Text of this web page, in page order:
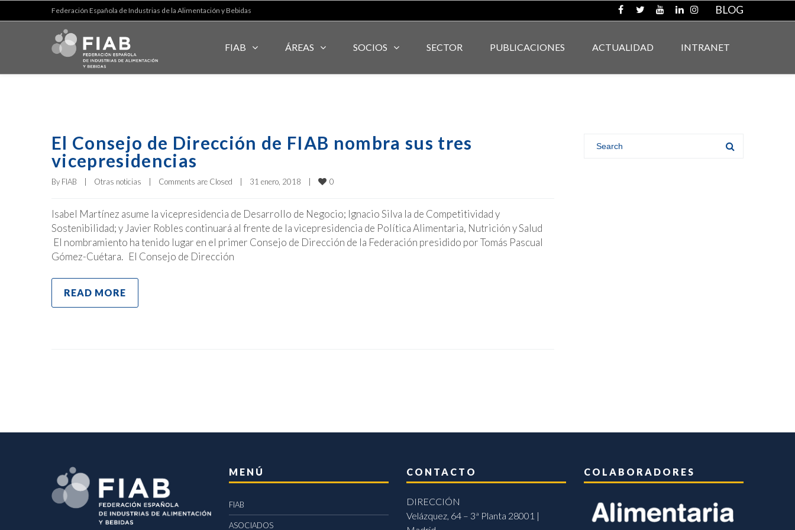
Federación Española de Industrias de la Alimentación y Bebidas BLOG
FIAB ÁREAS SOCIOS SECTOR PUBLICACIONES ACTUALIDAD INTRANET
El Consejo de Dirección de FIAB nombra sus tres
vicepresidencias
By FIAB Otras noticias Comments are Closed 31 enero, 2018 0
Isabel Martínez asume la vicepresidencia de Desarrollo de Negocio; Ignacio Silva la de Competitividad y
Sostenibilidad; y Javier Robles continuará al frente de la vicepresidencia de Política Alimentaria, Nutrición y Salud
El nombramiento ha tenido lugar en el primer Consejo de Dirección de la Federación presidido por Tomás Pascual
Gómez-Cuétara. El Consejo de Dirección
READ MORE
MENÚ
FIAB
ASOCIADOS
CONTACTO
DIRECCIÓN
Velázquez, 64 – 3ª Planta 28001 |
COLABORADORES